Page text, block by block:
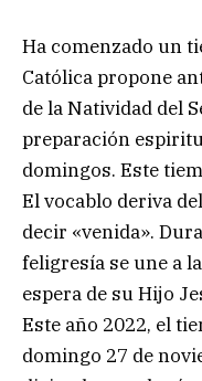
Ha comenzado un
Católica propone
de la Natividad del
preparación
domingos. Este
El vocablo deriva
decir «venida».
feligresía se une a
espera de su Hijo
Este año 2022, el
domingo 27 de